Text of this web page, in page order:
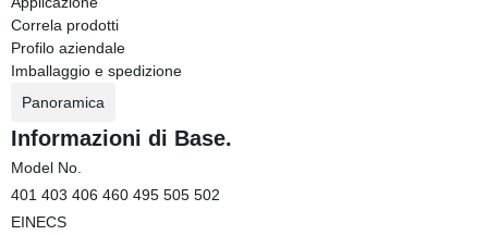
Correla prodotti
Profilo aziendale
Imballaggio e spedizione
Panoramica
Informazioni di Base.
Model No.
401 403 406 460 495 505 502
EINECS